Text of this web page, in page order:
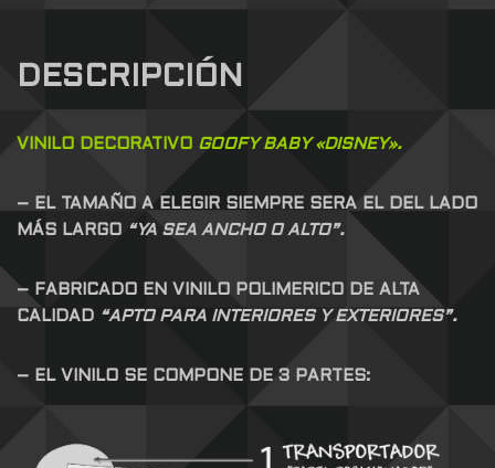
DESCRIPCIÓN
VINILO DECORATIVO GOOFY BABY «DISNEY».
– EL TAMAÑO A ELEGIR SIEMPRE SERA EL DEL LADO
MÁS LARGO “YA SEA ANCHO O ALTO”.
– FABRICADO EN VINILO POLIMERICO DE ALTA
CALIDAD “APTO PARA INTERIORES Y EXTERIORES”.
– EL VINILO SE COMPONE DE 3 PARTES: